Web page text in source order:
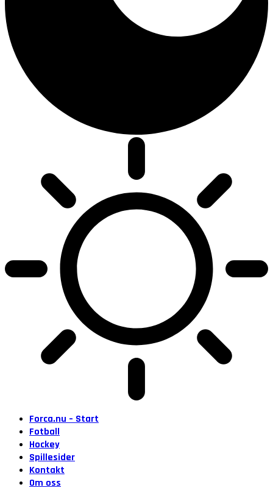
Forca.nu – Start
Fotball
Hockey
Spillesider
Kontakt
Om oss